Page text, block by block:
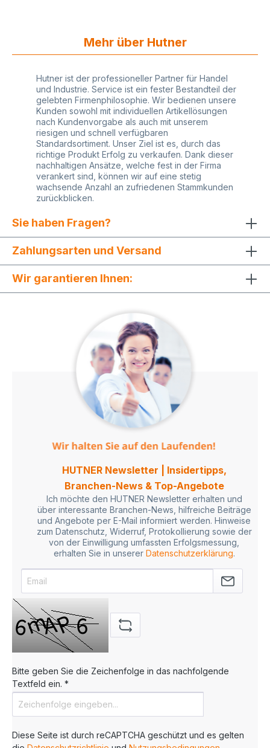
Mehr über Hutner
Hutner ist der professioneller Partner für Handel
und Industrie. Service ist ein fester Bestandteil der
gelebten Firmenphilosophie. Wir bedienen unsere
Kunden sowohl mit individuellen Artikellösungen
nach Kundenvorgabe als auch mit unserem
riesigen und schnell verfügbaren
Standardsortiment. Unser Ziel ist es, durch das
richtige Produkt Erfolg zu verkaufen. Dank dieser
nachhaltigen Ansätze, welche fest in der Firma
verankert sind, können wir auf eine stetig
wachsende Anzahl an zufriedenen Stammkunden
zurückblicken.
Sie haben Fragen?
Zahlungsarten und Versand
Wir garantieren Ihnen:
HUTNER Newsletter | Insidertipps,
Branchen-News & Top-Angebote
Ich möchte den HUTNER Newsletter erhalten und
über interessante Branchen-News, hilfreiche Beiträge
und Angebote per E-Mail informiert werden. Hinweise
zum Datenschutz, Widerruf, Protokollierung sowie der
von der Einwilligung umfassten Erfolgsmessung,
erhalten Sie in unserer Datenschutzerklärung.
Bitte geben Sie die Zeichenfolge in das nachfolgende
Textfeld ein. *
Diese Seite ist durch reCAPTCHA geschützt und es gelten